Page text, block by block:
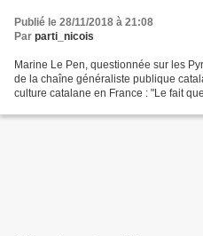
Publié le 28/11/2018 à 21:08
Par parti_nicois
Marine Le Pen, questionnée sur les
de la chaîne généraliste publique
culture catalane en France : "Le fait